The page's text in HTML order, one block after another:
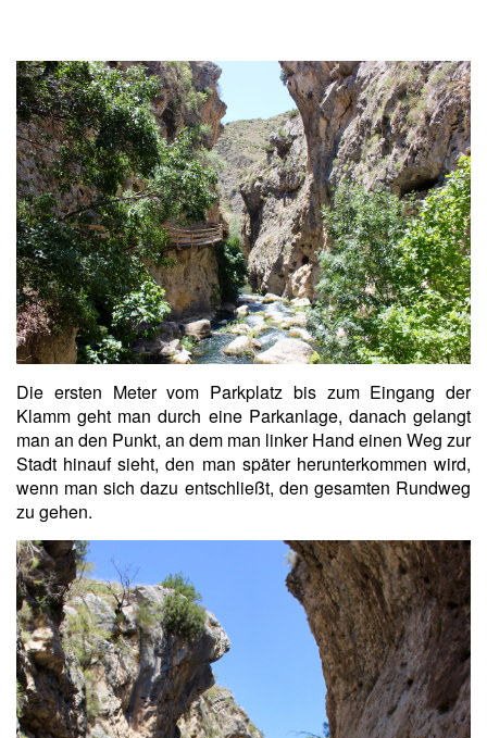
Die ersten Meter vom Parkplatz bis zum Eingang der
Klamm geht man durch eine Parkanlage, danach gelangt
man an den Punkt, an dem man linker Hand einen Weg zur
Stadt hinauf sieht, den man später herunterkommen wird,
wenn man sich dazu entschließt, den gesamten Rundweg
zu gehen.